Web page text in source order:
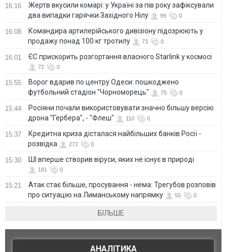
16:16
Жертв вкусили комарі: у Україні за пів року зафіксували
два випадки гарячки Західного Нілу
99 0
16:08
Командира артилерійського дивізіону підозрюють у
продажу понад 100 кг тротилу
73 0
16:01 ЄС прискорить розгортання власного Starlink у космосі
72 0
15:55
Ворог вдарив по центру Одеси: пошкоджено
футбольний стадіон "Чорноморець"
75 0
15:44
Росіяни почали використовувати значно більшу версію
дрона "Гербера", - "Флеш"
110 0
15:37
Кредитна криза дісталася найбільших банків Росії -
розвідка
272 0
15:30 ШІ вперше створив віруси, яких не існує в природі
181 0
15:21
Атак стає більше, просування - нема: Трегубов розповів
про ситуацію на Лиманському напрямку
55 0
БІЛЬШЕ
АНАЛІТИКА